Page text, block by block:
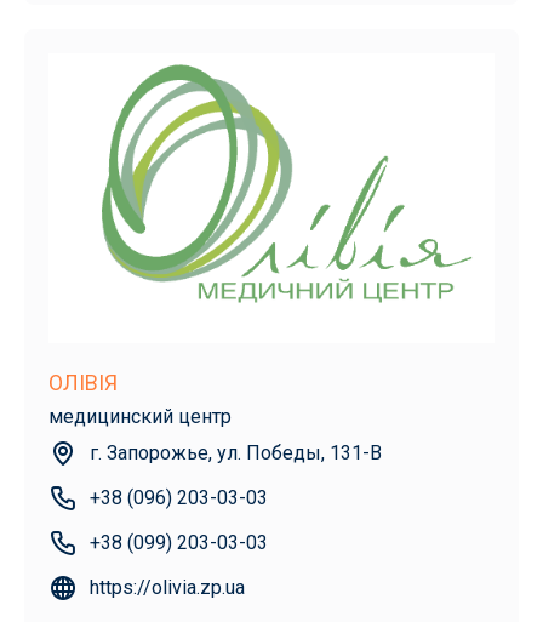
ОЛІВІЯ
медицинский центр
г. Запорожье, ул. Победы, 131-В
+38 (096) 203-03-03
+38 (099) 203-03-03
https://olivia.zp.ua